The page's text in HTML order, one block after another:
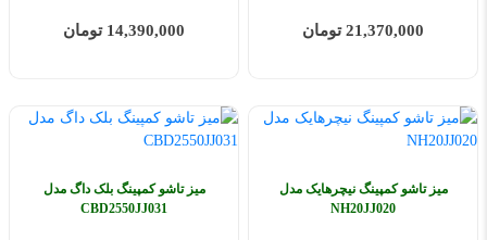
21,370,000 تومان 14,390,000 تومان
میز تاشو کمپینگ نیچرهایک مدل
NH20JJ020
میز تاشو کمپینگ بلک داگ مدل
CBD2550JJ031